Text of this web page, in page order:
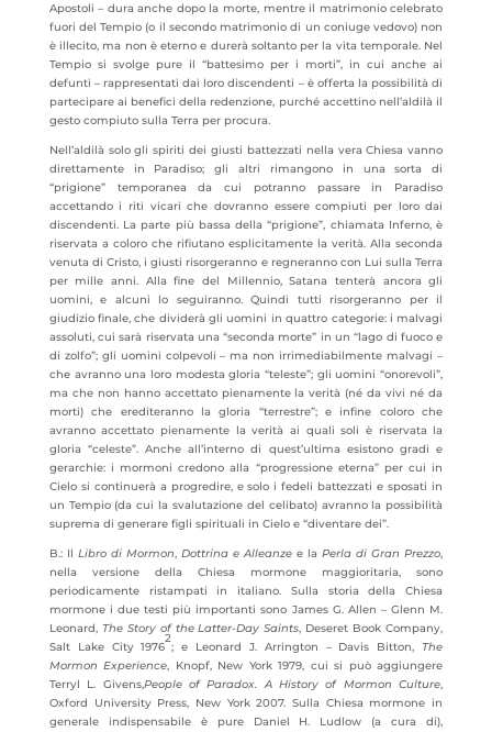
Apostoli – dura anche dopo la morte, mentre il matrimonio celebrato
fuori del Tempio (o il secondo matrimonio di un coniuge vedovo) non
è illecito, ma non è eterno e durerà soltanto per la vita temporale. Nel
Tempio si svolge pure il “battesimo per i morti”, in cui anche ai
defunti – rappresentati dai loro discendenti – è offerta la possibilità di
partecipare ai benefici della redenzione, purché accettino nell’aldilà il
gesto compiuto sulla Terra per procura.
Nell’aldilà solo gli spiriti dei giusti battezzati nella vera Chiesa vanno
direttamente in Paradiso; gli altri rimangono in una sorta di
“prigione” temporanea da cui potranno passare in Paradiso
accettando i riti vicari che dovranno essere compiuti per loro dai
discendenti. La parte più bassa della “prigione”, chiamata Inferno, è
riservata a coloro che rifiutano esplicitamente la verità. Alla seconda
venuta di Cristo, i giusti risorgeranno e regneranno con Lui sulla Terra
per mille anni. Alla fine del Millennio, Satana tenterà ancora gli
uomini, e alcuni lo seguiranno. Quindi tutti risorgeranno per il
giudizio finale, che dividerà gli uomini in quattro categorie: i malvagi
assoluti, cui sarà riservata una “seconda morte” in un “lago di fuoco e
di zolfo”; gli uomini colpevoli – ma non irrimediabilmente malvagi –
che avranno una loro modesta gloria “teleste”; gli uomini “onorevoli”,
ma che non hanno accettato pienamente la verità (né da vivi né da
morti) che erediteranno la gloria “terrestre”; e infine coloro che
avranno accettato pienamente la verità ai quali soli è riservata la
gloria “celeste”. Anche all’interno di quest’ultima esistono gradi e
gerarchie: i mormoni credono alla “progressione eterna” per cui in
Cielo si continuerà a progredire, e solo i fedeli battezzati e sposati in
un Tempio (da cui la svalutazione del celibato) avranno la possibilità
suprema di generare figli spirituali in Cielo e “diventare dei”.
B.: Il Libro di Mormon, Dottrina e Alleanze e laPerla di Gran Prezzo,
nella versione della Chiesa mormone maggioritaria, sono
periodicamente ristampati in italiano. Sulla storia della Chiesa
mormone i due testi più importanti sono James G. Allen – Glenn M.
Leonard, The Story of the Latter-Day Saints, Deseret Book Company,
Salt Lake City 1976
2
; e Leonard J. Arrington – Davis Bitton,The
Mormon Experience, Knopf, New York 1979, cui si può aggiungere
Terryl L. Givens,People of Paradox. A History of Mormon Culture,
Oxford University Press, New York 2007. Sulla Chiesa mormone in
generale indispensabile è pure Daniel H. Ludlow (a cura di),